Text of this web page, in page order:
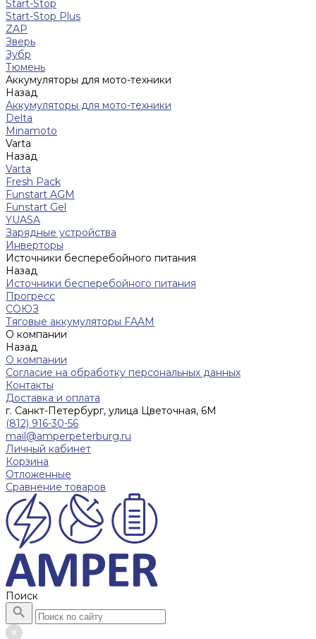
Start-Stop
Start-Stop Plus
ZAP
Зверь
Зубр
Тюмень
Аккумуляторы для мото-техники
Назад
Аккумуляторы для мото-техники
Delta
Minamoto
Varta
Назад
Varta
Fresh Pack
Funstart AGM
Funstart Gel
YUASA
Зарядные устройства
Инверторы
Источники бесперебойного питания
Назад
Источники бесперебойного питания
Прогресс
СОЮЗ
Тяговые аккумуляторы FAAM
О компании
Назад
О компании
Согласие на обработку персональных данных
Контакты
Доставка и оплата
г. Санкт-Петербург, улица Цветочная, 6М
(812) 916-30-56
mail@amperpeterburg.ru
Личный кабинет
Корзина
Отложенные
Сравнение товаров
Поиск